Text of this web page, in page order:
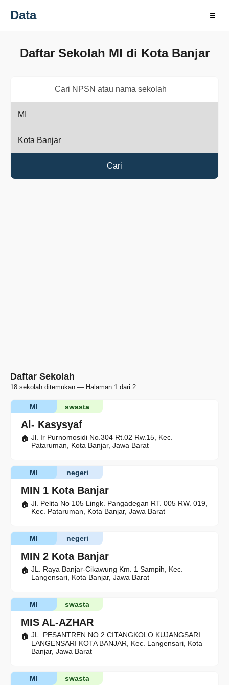
Data ☰
Daftar Sekolah MI di Kota Banjar
Cari
Daftar Sekolah
18 sekolah ditemukan — Halaman 1 dari 2
Al- Kasysyaf
swasta
MI
Jl. Ir Purnomosidi No.304 Rt.02 Rw.15, Kec.
Pataruman, Kota Banjar, Jawa Barat
MIN 1 Kota Banjar
negeri
MI
Jl. Pelita No 105 Lingk. Pangadegan RT. 005 RW. 019,
Kec. Pataruman, Kota Banjar, Jawa Barat
MIN 2 Kota Banjar
negeri
MI
JL. Raya Banjar-Cikawung Km. 1 Sampih, Kec.
Langensari, Kota Banjar, Jawa Barat
MIS AL-AZHAR
swasta
MI
JL. PESANTREN NO.2 CITANGKOLO KUJANGSARI
LANGENSARI KOTA BANJAR, Kec. Langensari, Kota
Banjar, Jawa Barat
swasta
MI